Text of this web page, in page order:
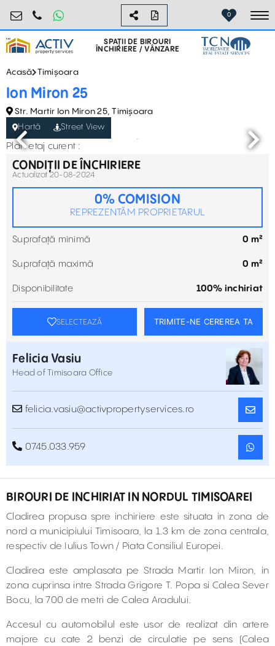
birouri@activpropertyservices.ro
0724.584.442 0
SPAȚII DE BIROURI
ÎNCHIRIERE / VÂNZARE
Acasă Timișoara
Ion Miron 25
Str. Martir Ion Miron 25, Timișoara
Hartă
Street View
Plan etaj curent :
CONDIȚII DE ÎNCHIRIERE
Actualizat 20-08-2024
0% COMISION
REPREZENTĂM PROPRIETARUL
Suprafață minimă 0 m²
Suprafață maximă 0 m²
Disponibilitate 100% inchiriat
SELECTEAZĂ TRIMITE-NE CEREREA TA
Felicia Vasiu
Head of Timisoara Office
felicia.vasiu@activpropertyservices.ro
0745.033.959
BIROURI DE INCHIRIAT IN NORDUL TIMISOAREI
Cladirea propusa spre inchiriere este situata in zona de
nord a municipiului Timisoara, la 1.3 km de zona centrala,
respectiv de Iulius Town / Piata Consiliul Europei.
Cladirea este amplasata pe Strada Martir Ion Miron, in
zona cuprinsa intre Strada Grigore T. Popa si Calea Sever
Bocu, la 700 de metri de Calea Aradului.
Accesul cu automobilul este usor de realizat din artere
majore cu cate 2 benzi de circulatie pe sens (Calea